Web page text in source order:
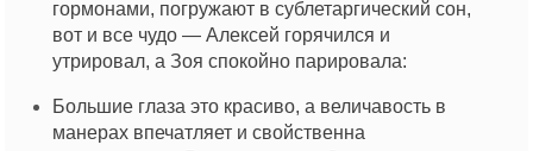
гормонами, погружают в сублетаргический сон,
вот и все чудо — Алексей горячился и
утрировал, а Зоя спокойно парировала:
Большие глаза это красиво, а величавость в
манерах впечатляет и свойственна